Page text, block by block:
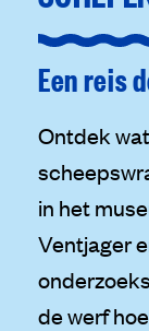
Een reis
Ontdek
in het
Ventjager
de werf